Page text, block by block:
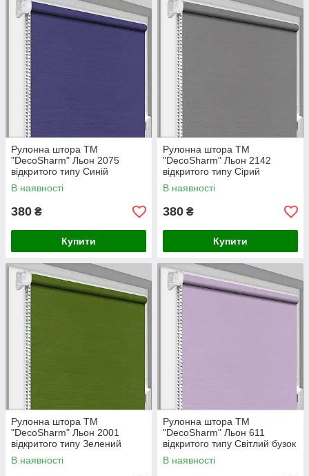
Рулонна штора ТМ
"DecoSharm" Льон 2075
відкритого типу Синій
В наявності
380 ₴
Купити
Рулонна штора ТМ
"DecoSharm" Льон 2142
відкритого типу Сірий
В наявності
380 ₴
Купити
Рулонна штора ТМ
"DecoSharm" Льон 2001
відкритого типу Зелений
В наявності
Рулонна штора ТМ
"DecoSharm" Льон 611
відкритого типу Світлий бузок
В наявності